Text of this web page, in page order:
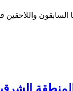
واللاحقين